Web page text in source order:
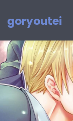
ツ
へ
ス
キ
ッ
goryoutei